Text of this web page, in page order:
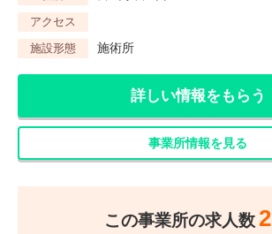
アクセス
施設形態
施術所
詳しい情報をもらう
事業所情報を見る
この事業所の求人数 2